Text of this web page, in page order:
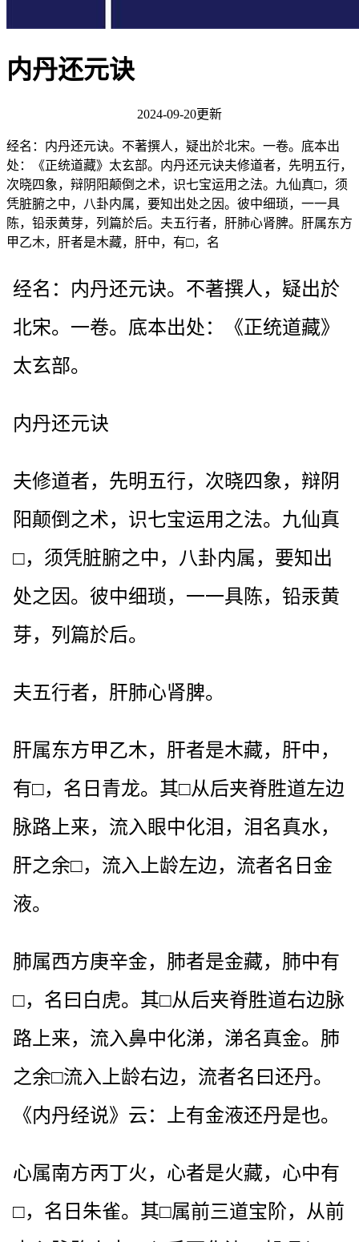
内丹还元诀
2024-09-20更新
经名：内丹还元诀。不著撰人，疑出於北宋。一卷。底本出
处：《正统道藏》太玄部。内丹还元诀夫修道者，先明五行，
次晓四象，辩阴阳颠倒之术，识七宝运用之法。九仙真□，须
凭脏腑之中，八卦内属，要知出处之因。彼中细琐，一一具
陈，铅汞黄芽，列篇於后。夫五行者，肝肺心肾脾。肝属东方
甲乙木，肝者是木藏，肝中，有□，名
经名：内丹还元诀。不著撰人，疑出於
北宋。一卷。底本出处：《正统道藏》
太玄部。
内丹还元诀
夫修道者，先明五行，次晓四象，辩阴
阳颠倒之术，识七宝运用之法。九仙真
□，须凭脏腑之中，八卦内属，要知出
处之因。彼中细琐，一一具陈，铅汞黄
芽，列篇於后。
夫五行者，肝肺心肾脾。
肝属东方甲乙木，肝者是木藏，肝中，
有□，名日青龙。其□从后夹脊胜道左边
脉路上来，流入眼中化泪，泪名真水，
肝之余□，流入上龄左边，流者名日金
液。
肺属西方庚辛金，肺者是金藏，肺中有
□，名曰白虎。其□从后夹脊胜道右边脉
路上来，流入鼻中化涕，涕名真金。肺
之余□流入上龄右边，流者名曰还丹。
《内丹经说》云：上有金液还丹是也。
心属南方丙丁火，心者是火藏，心中有
□，名日朱雀。其□属前三道宝阶，从前